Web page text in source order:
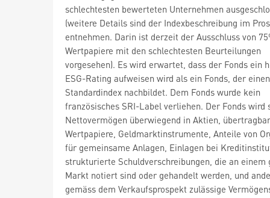
schlechtesten bewerteten Unternehmen
(weitere Details sind der Indexbeschreibung im
entnehmen. Darin ist derzeit der Ausschluss von
Wertpapiere mit den schlechtesten Beurteilungen
vorgesehen). Es wird erwartet, dass der Fonds ein
ESG-Rating aufweisen wird als ein Fonds, der einen
Standardindex nachbildet. Dem Fonds wurde kein
französisches SRI-Label verliehen. Der Fonds wird
Nettovermögen überwiegend in Aktien,
Wertpapiere, Geldmarktinstrumente, Anteile von
für gemeinsame Anlagen, Einlagen bei
strukturierte Schuldverschreibungen, die an einem
Markt notiert sind oder gehandelt werden, und
gemäss dem Verkaufsprospekt zulässige